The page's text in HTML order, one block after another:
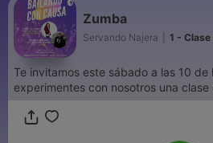
Zumba
Servando Najera 1 -
Te invitamos este sábado a las 10 de
experimentes con nosotros una